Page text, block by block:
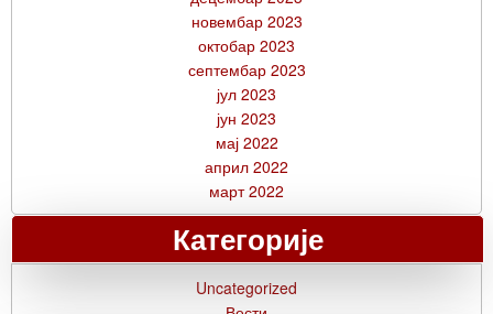
новембар 2023
октобар 2023
септембар 2023
јул 2023
јун 2023
мај 2022
април 2022
март 2022
Категорије
Uncategorized